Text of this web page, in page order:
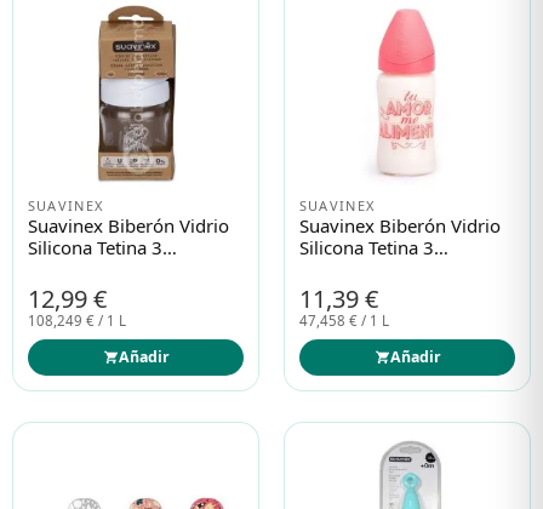
SUAVINEX
Suavinex Biberón Vidrio
Silicona Tetina 3
12,99 €
108,249 € / 1 L
Añadir
SUAVINEX
Suavinex Biberón Vidrio
Silicona Tetina 3
11,39 €
47,458 € / 1 L
Añadir